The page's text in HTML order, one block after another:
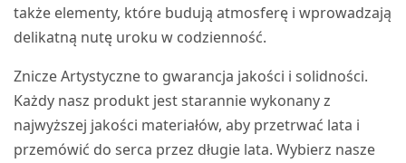
także elementy, które budują atmosferę i wprowadzają
delikatną nutę uroku w codzienność.
Znicze Artystyczne to gwarancja jakości i solidności.
Każdy nasz produkt jest starannie wykonany z
najwyższej jakości materiałów, aby przetrwać lata i
przemówić do serca przez długie lata. Wybierz nasze